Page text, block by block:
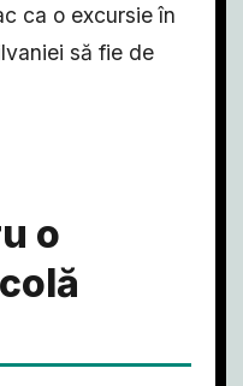
ca o excursie în
să fie de
o